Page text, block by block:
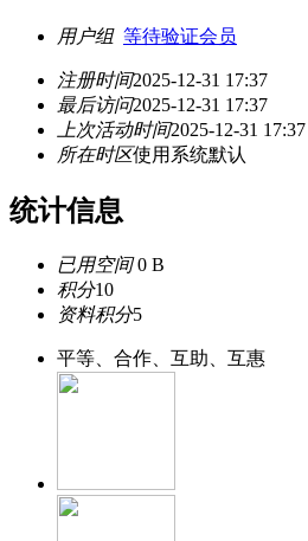
用户组 等待验证会员
注册时间2025-12-31 17:37
最后访问2025-12-31 17:37
上次活动时间2025-12-31 17:37
所在时区使用系统默认
统计信息
已用空间0 B
积分10
资料积分5
平等、合作、互助、互惠